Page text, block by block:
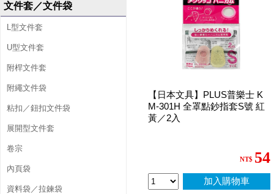
文件套／文件袋
L型文件套
U型文件套
附桿文件套
附繩文件袋
粘扣／鈕扣文件袋
展開型文件套
卷宗
內頁袋
資料袋／拉鍊袋
【日本文具】PLUS普樂士 K
M-301H 全罩點鈔指套S號 紅
黃／2入
NT$ 54
加入購物車